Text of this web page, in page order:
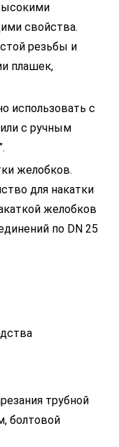
свойства.
резьбы и
плашек,
использовать с
с ручным
желобков.
для накатки
желобков
по DN 25
трубной
болтовой